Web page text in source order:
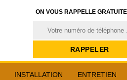
ON VOUS RAPPELLE
INSTALLATION
ENTRETIEN